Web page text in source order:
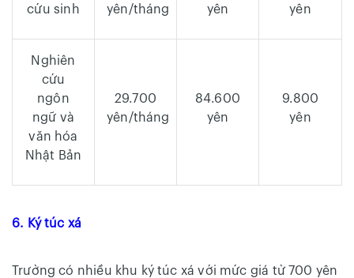
cứu sinh
yên/tháng
yên
yên
Nghiên
cứu
ngôn
ngữ và
văn hóa
Nhật Bản
29.700
yên/tháng
84.600
yên
9.800
yên
6. Ký túc xá
Trường có nhiều khu ký túc xá với mức giá từ 700 yên